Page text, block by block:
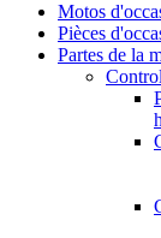
Motos
Pièces
Partes de la